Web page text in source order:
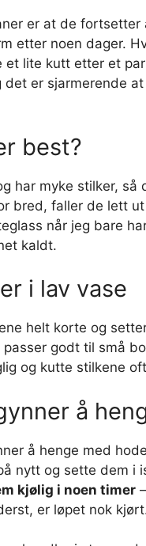
er at de
etter noen dager.
et lite kutt etter et
det er sjarmerende
best?
har myke stilker, så
bred, faller de lett
når jeg bare
kaldt.
i lav vase
helt korte og
godt til små
og kutte stilkene
å
å henge med
nytt og sette dem i
kjølig i noen timer
er løpet nok